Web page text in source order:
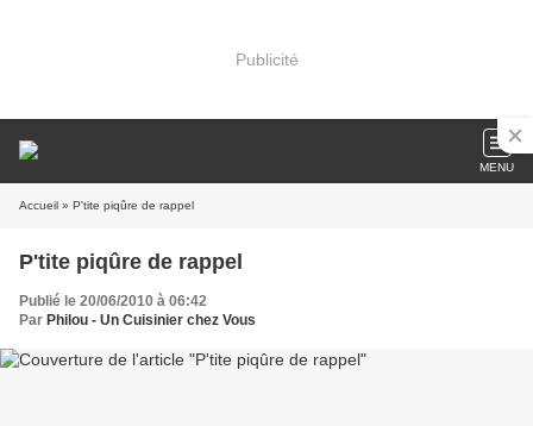
Publicité
MENU
Accueil » P'tite piqûre de rappel
P'tite piqûre de rappel
Publié le 20/06/2010 à 06:42
Par Philou - Un Cuisinier chez Vous